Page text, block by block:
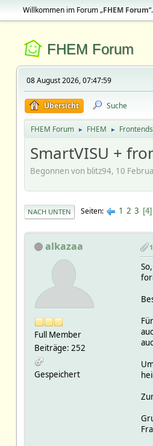
Willkommen im Forum „FHEM Forum“.
FHEM Forum
08 August 2026, 07:47:59
Übersicht Suche
FHEM Forum ► FHEM ► Frontends
SmartVISU +
Begonnen von blitz94, 10
NACH UNTEN Seiten 1 2 3 4
alkazaa
Full Member
Beiträge: 252
Gespeichert